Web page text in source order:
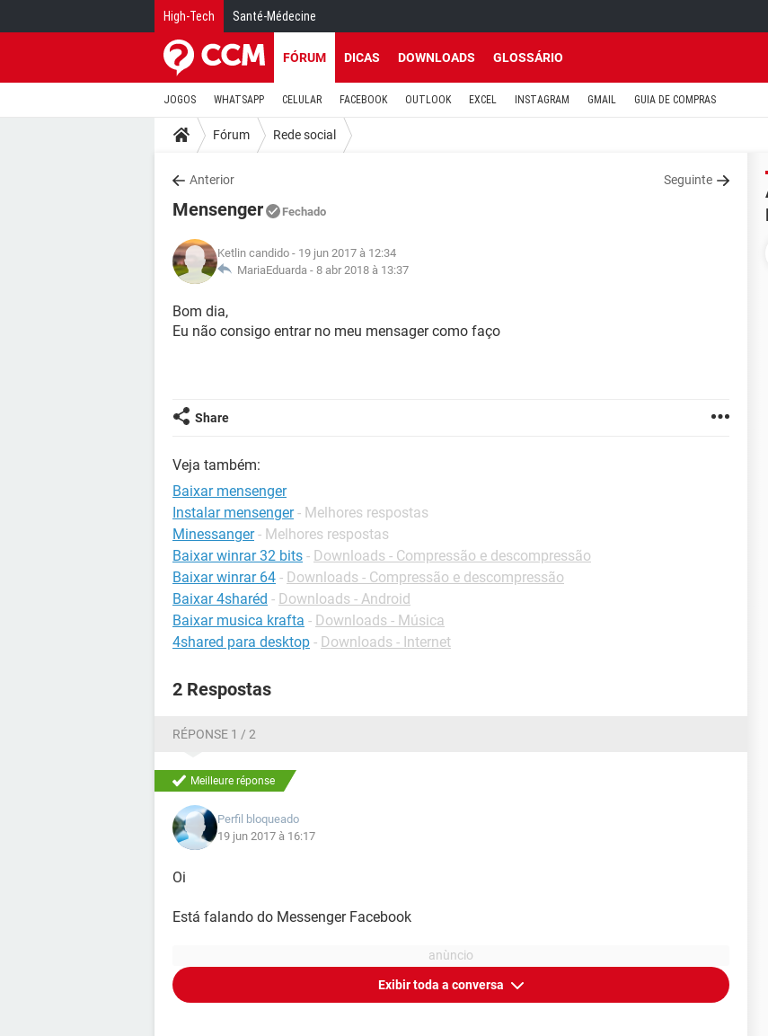
High-Tech Santé-Médecine
FÓRUM DICAS DOWNLOADS GLOSSÁRIO
JOGOS WHATSAPP CELULAR FACEBOOK OUTLOOK EXCEL INSTAGRAM GMAIL GUIA DE COMPRAS
Fórum Rede social
Anterior Seguinte
Mensenger Fechado
Ketlin candido - 19 jun 2017 à 12:34
MariaEduarda - 8 abr 2018 à 13:37
Bom dia,
Eu não consigo entrar no meu mensager como faço
Share
Veja também:
Baixar mensenger
Instalar mensenger - Melhores respostas
Minessanger - Melhores respostas
Baixar winrar 32 bits - Downloads - Compressão e descompressão
Baixar winrar 64 - Downloads - Compressão e descompressão
Baixar 4sharéd - Downloads - Android
Baixar musica krafta - Downloads - Música
4shared para desktop - Downloads - Internet
2 Respostas
RÉPONSE 1 / 2
Meilleure réponse
Perfil bloqueado
19 jun 2017 à 16:17
Oi
Está falando do Messenger Facebook
Exibir toda a conversa